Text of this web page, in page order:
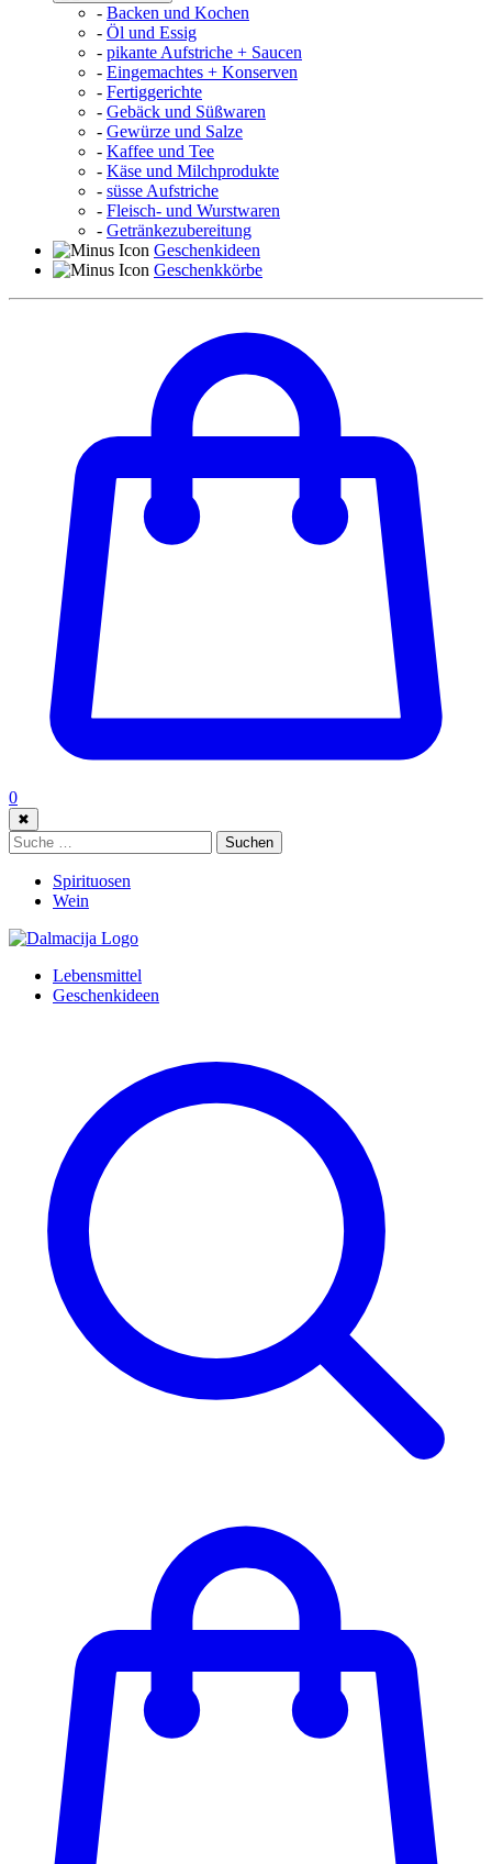
- Backen und Kochen
- Öl und Essig
- pikante Aufstriche + Saucen
- Eingemachtes + Konserven
- Fertiggerichte
- Gebäck und Süßwaren
- Gewürze und Salze
- Kaffee und Tee
- Käse und Milchprodukte
- süsse Aufstriche
- Fleisch- und Wurstwaren
- Getränkezubereitung
Geschenkideen
Geschenkkörbe
0
✖
Suche: Suchen
Spirituosen
Wein
Lebensmittel
Geschenkideen